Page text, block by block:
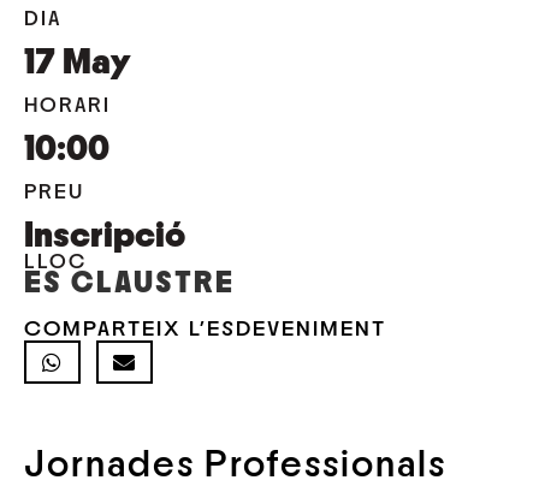
DIA
17 May
HORARI
10:00
PREU
Inscripció
LLOC
ES CLAUSTRE
COMPARTEIX L'ESDEVENIMENT
Jornades Professionals